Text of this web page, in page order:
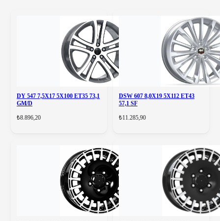
DY 547 7,5X17 5X100 ET35 73,1
GM/D
₺8.896,20
DSW 607 8,0X19 5X112 ET43
57,1 SF
₺11.285,90